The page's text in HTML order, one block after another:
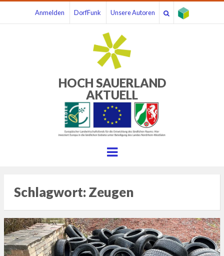
Anmelden DorfFunk Unsere Autoren
HOCH SAUERLAND
AKTUELL
Menu
Schlagwort: Zeugen